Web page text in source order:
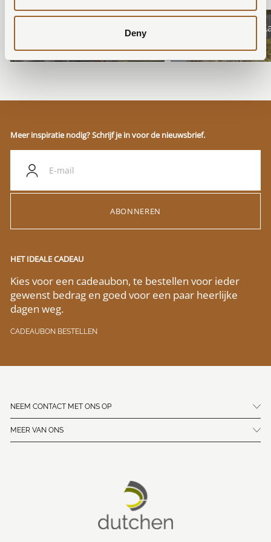
Deny
Villapark Mooi Schoorl Suitelodges
Meer inspiratie nodig? Schrijf je in voor de nieuwsbrief.
ABONNEREN
HET IDEALE CADEAU
Kies voor een cadeaubon, te bestellen voor ieder
gewenst bedrag en goed voor een paar heerlijke
dagen weg.
CADEAUBON BESTELLEN
NEEM CONTACT MET ONS OP
MEER VAN ONS